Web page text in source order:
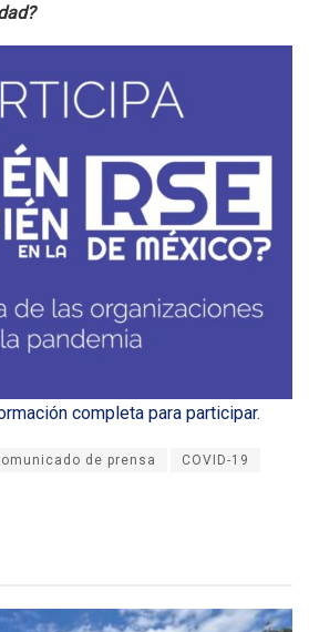
completa para participar.
de prensa COVID-19